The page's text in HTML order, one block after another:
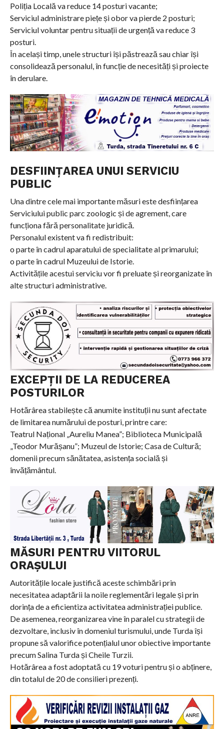
Poliția Locală va reduce 14 posturi vacante;
Serviciul administrare piețe și obor va pierde 2 posturi;
Serviciul voluntar pentru situații de urgență va reduce 3
posturi.
În același timp, unele structuri își păstrează sau chiar își
consolidează personalul, în funcție de necesități și proiecte
în derulare.
DESFIINȚAREA UNUI SERVICIU
PUBLIC
Una dintre cele mai importante măsuri este desființarea
Serviciului public parc zoologic și de agrement, care
funcționa fără personalitate juridică.
Personalul existent va fi redistribuit:
o parte în cadrul aparatului de specialitate al primarului;
o parte în cadrul Muzeului de Istorie.
Activitățile acestui serviciu vor fi preluate și reorganizate în
alte structuri administrative.
EXCEPȚII DE LA REDUCEREA
POSTURILOR
Hotărârea stabilește că anumite instituții nu sunt afectate
de limitarea numărului de posturi, printre care:
Teatrul Național „Aureliu Manea”; Biblioteca Municipală
„Teodor Murășanu”; Muzeul de Istorie; Casa de Cultură;
domenii precum sănătatea, asistența socială și
învățământul.
MĂSURI PENTRU VIITORUL
ORAȘULUI
Autoritățile locale justifică aceste schimbări prin
necesitatea adaptării la noile reglementări legale și prin
dorința de a eficientiza activitatea administrației publice.
De asemenea, reorganizarea vine în paralel cu strategii de
dezvoltare, inclusiv în domeniul turismului, unde Turda își
propune să valorifice potențialul unor obiective importante
precum Salina Turda și Cheile Turzii.
Hotărârea a fost adoptată cu 19 voturi pentru și o abținere,
din totalul de 20 de consilieri prezenți.